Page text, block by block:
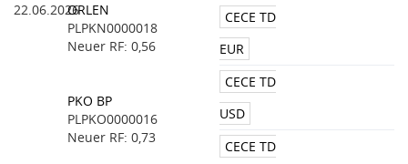
22.06.2026ORLEN
PLPKN0000018
Neuer RF: 0,56
PKO BP
PLPKO0000016
Neuer RF: 0,73
CECE TD
EUR
CECE TD
USD
CECE TD